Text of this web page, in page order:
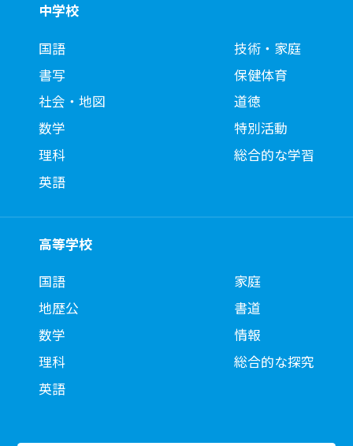
中学校
国語
書写
社会・地図
数学
理科
英語
技術・家庭
保健体育
道徳
特別活動
総合的な学習
高等学校
国語
地歴公
数学
理科
英語
家庭
書道
情報
総合的な探究